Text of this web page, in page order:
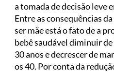
a tomada de decisão leve
Entre as consequências
ser mãe está o fato de a
bebê saudável diminuir de
30 anos e decrescer de
os 40. Por conta da